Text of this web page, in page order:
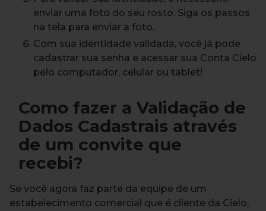
enviar uma foto do seu rosto. Siga os passos
na tela para enviar a foto.
Com sua identidade validada, você já pode
cadastrar sua senha e acessar sua Conta Cielo
pelo computador, celular ou tablet!
Como fazer a Validação de
Dados Cadastrais através
de um convite que
recebi?
Se você agora faz parte da equipe de um
estabelecimento comercial que é cliente da Cielo,